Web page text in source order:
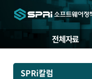
전체자료
SPRi칼럼